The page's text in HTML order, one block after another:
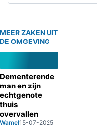
MEER ZAKEN UIT
DE OMGEVING
Dementerende
man en zijn
echtgenote
thuis
overvallen
Wamel15-07-2025